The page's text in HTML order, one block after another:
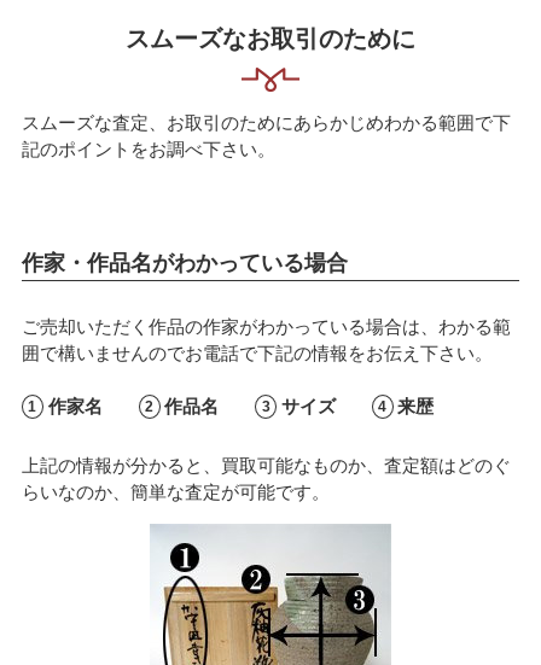
スムーズなお取引のために
スムーズな査定、お取引のためにあらかじめわかる範囲で下
記のポイントをお調べ下さい。
作家・作品名がわかっている場合
ご売却いただく作品の作家がわかっている場合は、わかる範
囲で構いませんのでお電話で下記の情報をお伝え下さい。
作家名 作品名 サイズ 来歴
上記の情報が分かると、買取可能なものか、査定額はどのぐ
らいなのか、簡単な査定が可能です。